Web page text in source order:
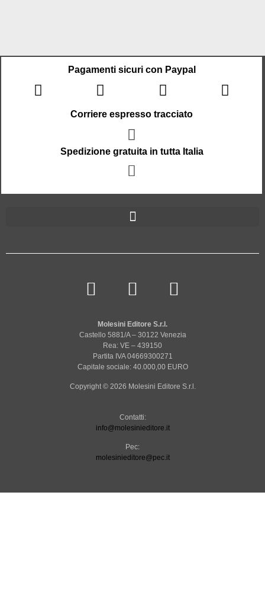
Pagamenti sicuri con Paypal
Corriere espresso tracciato
Spedizione gratuita in tutta Italia
Molesini Editore S.r.l.
Castello 5881/A – 30122 Venezia
Rea: VE – 439150
Partita IVA 04669300271
Capitale sociale: 40.000,00 EURO
Copyright © 2026 Molesini Editore S.r.l.
Contatti:
info@molesinieditore.it
Pec:
molesinieditore@pec.it